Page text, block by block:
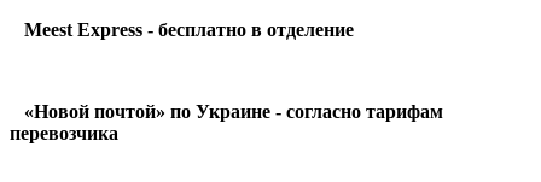
Meest Express - бесплатно в отделение
«Новой почтой» по Украине - согласно тарифам
перевозчика